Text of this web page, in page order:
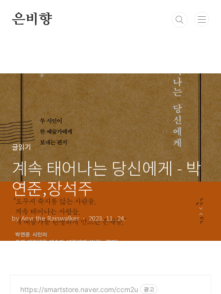
은비향
글읽기
계속 태어나는 당신에게 - 박
연준,장석주
by Anvi the Rainwalker 2023. 11. 24.
https://smartstore.naver.com/ccm2u 광고